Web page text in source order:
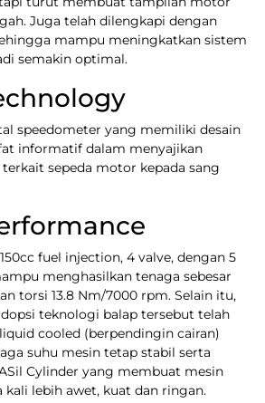
Juga telah dilengkapi dengan
mampu meningkatkan sistem
semakin optimal.
speedometer yang memiliki desain
informatif dalam menyajikan
sepeda motor kepada sang
fuel injection, 4 valve, dengan 5
menghasilkan tenaga sebesar
torsi 13.8 Nm/7000 rpm. Selain itu,
teknologi balap tersebut telah
cooled (berpendingin cairan)
suhu mesin tetap stabil serta
Cylinder yang membuat mesin
lebih awet, kuat dan ringan.